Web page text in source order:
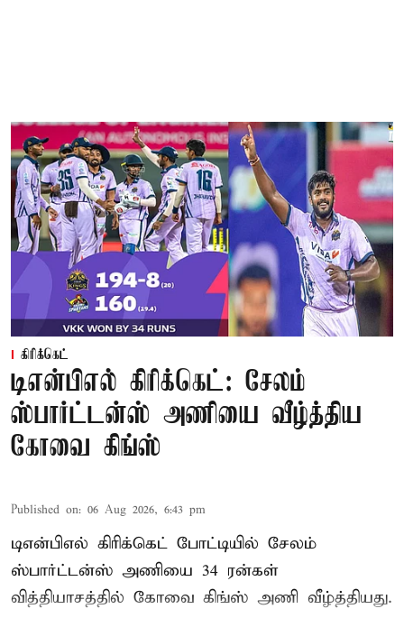
கிரிக்கெட்
டிஎன்பிஎல் கிரிக்கெட்: சேலம்
ஸ்பார்ட்டன்ஸ் அணியை வீழ்த்திய
கோவை கிங்ஸ்
Published on: 06 Aug 2026, 6:43 pm
டிஎன்பிஎல் கிரிக்கெட் போட்டியில் சேலம்
ஸ்பார்ட்டன்ஸ் அணியை 34 ரன்கள்
வித்தியாசத்தில் கோவை கிங்ஸ் அணி வீழ்த்தியது.